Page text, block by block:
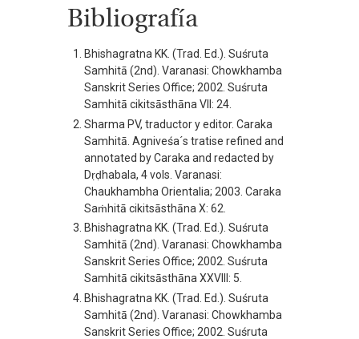
Bibliografía
Bhishagratna KK. (Trad. Ed.). Suśruta
Samhitā (2nd). Varanasi: Chowkhamba
Sanskrit Series Office; 2002. Suśruta
Samhitā cikitsāsthāna VII: 24.
Sharma PV, traductor y editor. Caraka
Samhitā. Agniveśa´s tratise refined and
annotated by Caraka and redacted by
Dṛḍhabala, 4 vols. Varanasi:
Chaukhambha Orientalia; 2003. Caraka
Saṁhitā cikitsāsthāna X: 62.
Bhishagratna KK. (Trad. Ed.). Suśruta
Samhitā (2nd). Varanasi: Chowkhamba
Sanskrit Series Office; 2002. Suśruta
Samhitā cikitsāsthāna XXVIII: 5.
Bhishagratna KK. (Trad. Ed.). Suśruta
Samhitā (2nd). Varanasi: Chowkhamba
Sanskrit Series Office; 2002. Suśruta